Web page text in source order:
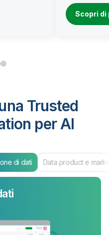
Scopri di
Trusted
per AI
di dati Data product e